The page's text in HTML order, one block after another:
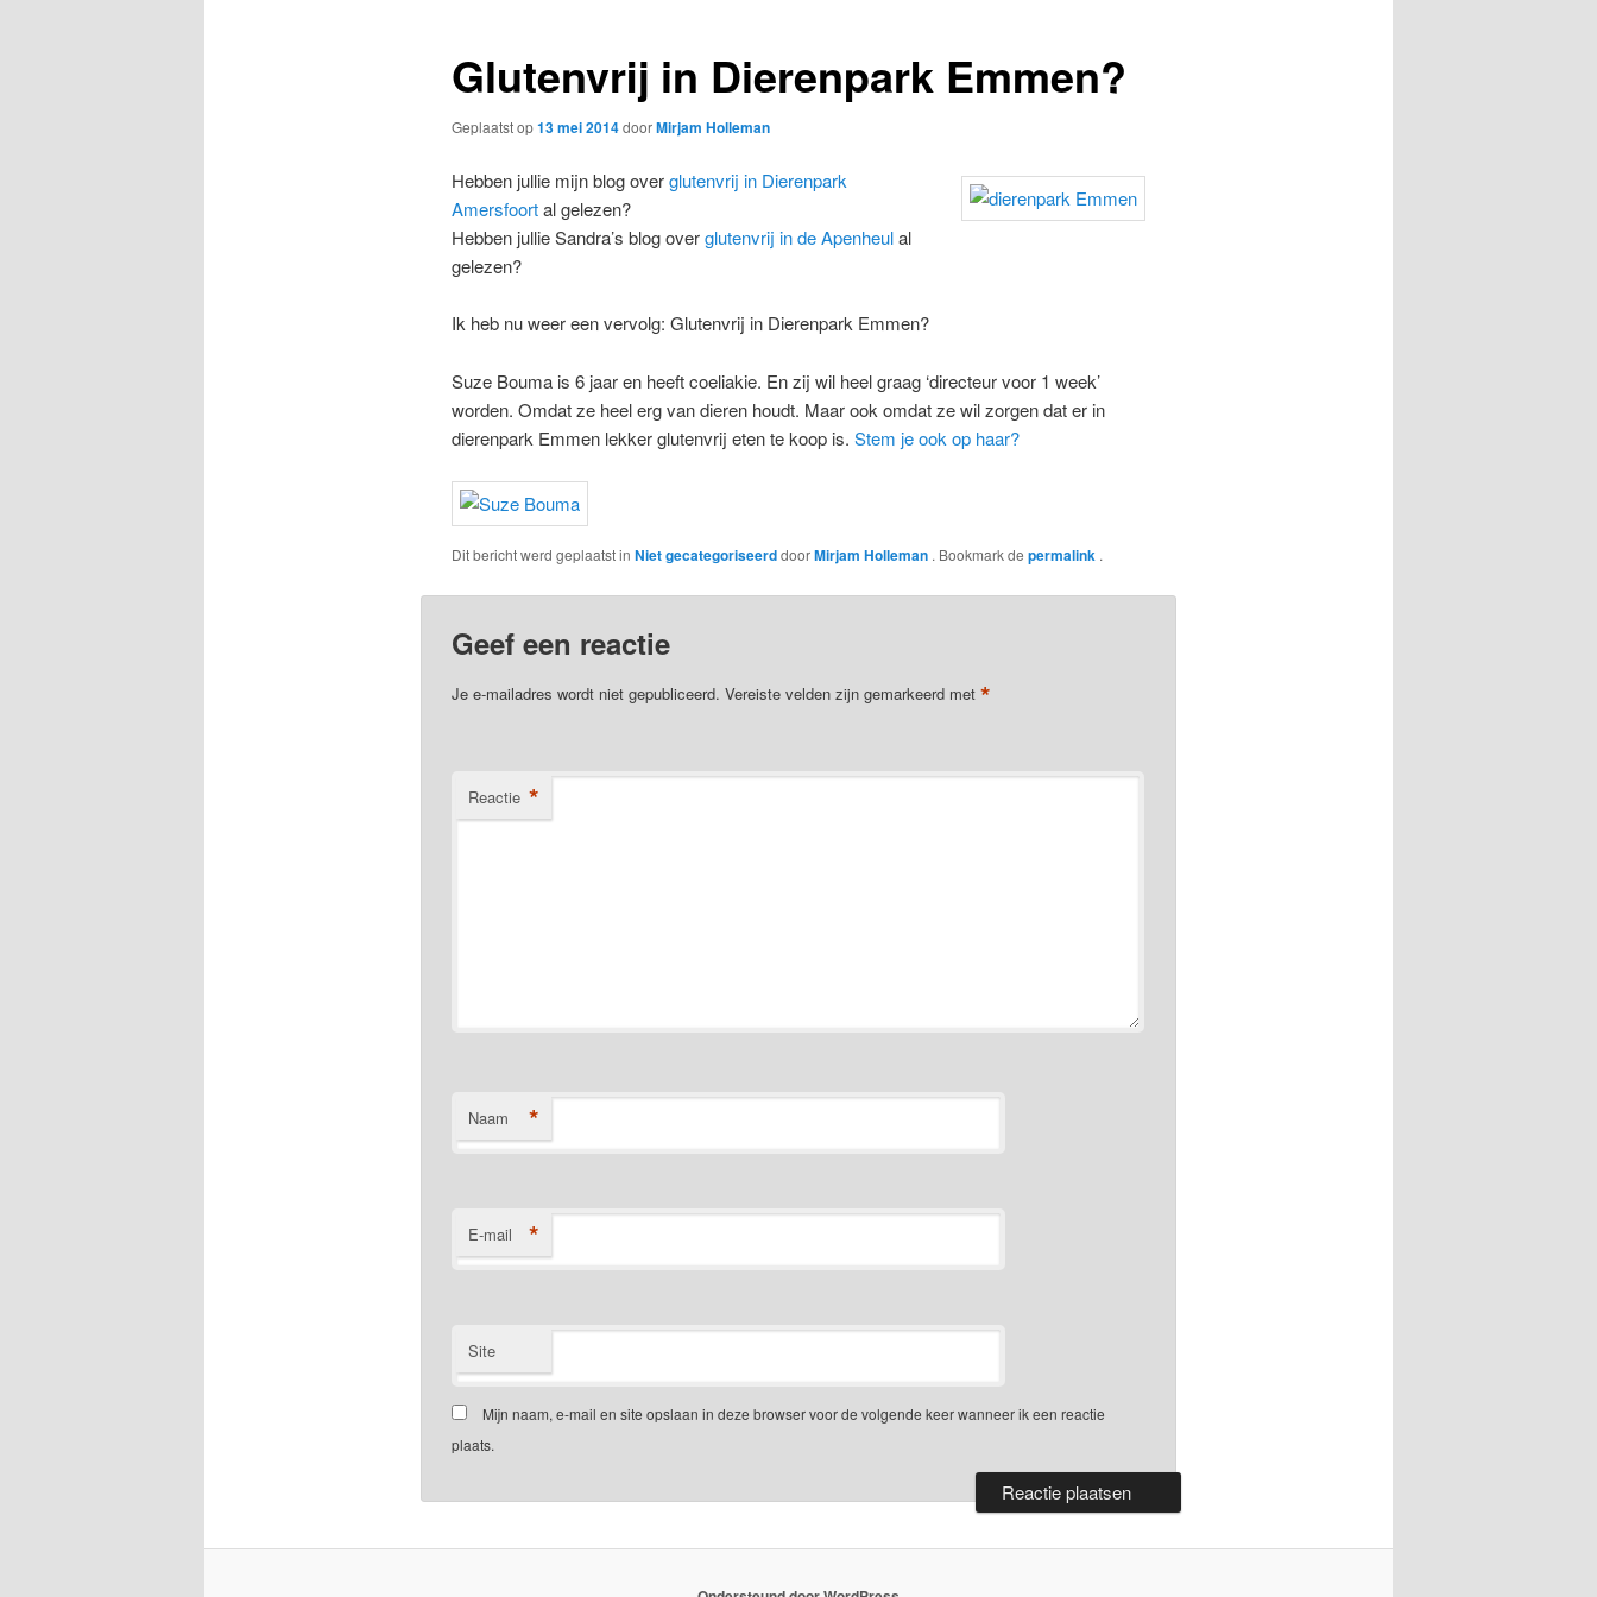
Glutenvrij in Dierenpark Emmen?
Geplaatst op13 mei 2014doorMirjam Holleman
Hebben jullie mijn blog overglutenvrij in Dierenpark
Amersfoortal gelezen?
Hebben jullie Sandra’s blog overglutenvrij in de Apenheulal
gelezen?
​Ik heb nu weer een vervolg: Glutenvrij in Dierenpark Emmen?
Suze Bouma is 6 jaar en heeft coeliakie. En zij wil heel graag ‘directeur voor 1 week’
worden. Omdat ze heel erg van dieren houdt. Maar ook omdat ze wil zorgen dat er in
dierenpark Emmen lekker glutenvrij eten te koop is. Stem je ook op haar?
Dit bericht werd geplaatst in Niet gecategoriseerddoorMirjam Holleman . Bookmark de permalink .
Geef een reactie
Je e-mailadres wordt niet gepubliceerd. Vereiste velden zijn gemarkeerd met *
Reactie *
Naam *
E-mail *
Site
Mijn naam, e-mail en site opslaan in deze browser voor de volgende keer wanneer ik een reactie
plaats.